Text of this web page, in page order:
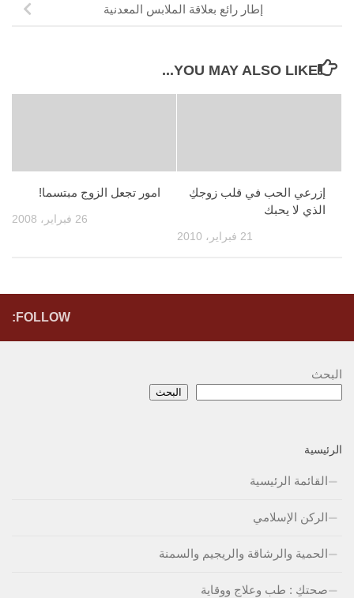
إطار رائع بعلاقة الملابس المعدنية
YOU MAY ALSO LIKE...
امور تجعل الزوج مبتسما!
26 فبراير، 2008
إزرعي الحب في قلب زوجكِ
الذي لا يحبك
21 فبراير، 2010
FOLLOW:
البحث
البحث
الرئيسية
القائمة الرئيسية
الركن الإسلامي
الحمية والرشاقة والريجيم والسمنة
صحتكِ : طب وعلاج ووقاية